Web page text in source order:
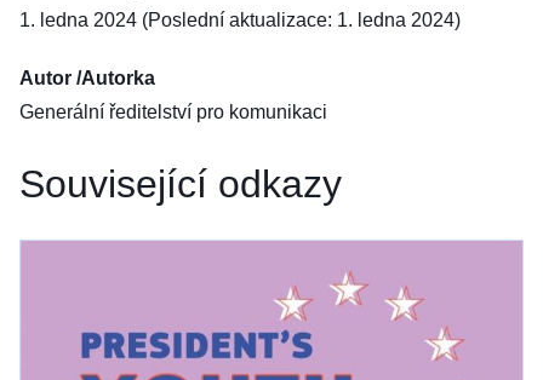
1. ledna 2024 (Poslední aktualizace: 1. ledna 2024)
Autor /Autorka
Generální ředitelství pro komunikaci
Související odkazy